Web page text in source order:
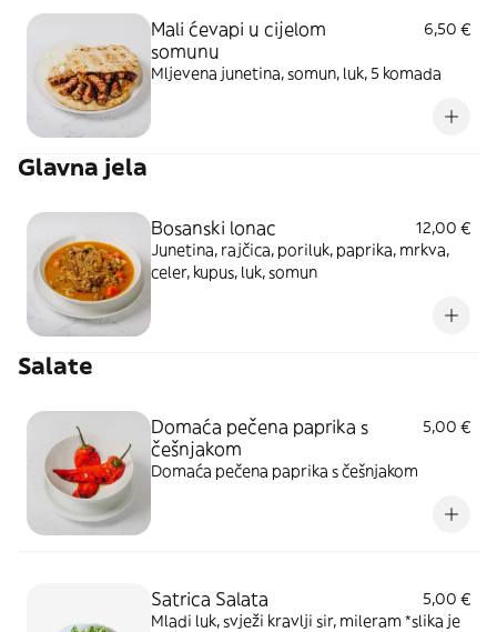
Mali ćevapi u cijelom
somunu
6,50 €
Mljevena junetina, somun, luk, 5 komada
Glavna jela
Bosanski lonac
12,00 €
Junetina, rajčica, poriluk, paprika, mrkva,
celer, kupus, luk, somun
Salate
Domaća pečena paprika s
češnjakom
5,00 €
Domaća pečena paprika s češnjakom
Satrica Salata
5,00 €
Mladi luk, svježi kravlji sir, mileram *slika je